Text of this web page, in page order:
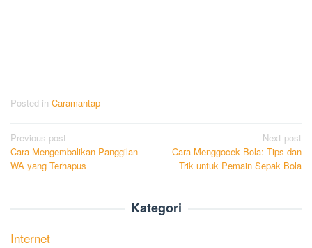
Posted in Caramantap
Post
navigation
Previous post
Cara Mengembalikan Panggilan
WA yang Terhapus
Next post
Cara Menggocek Bola: Tips dan
Trik untuk Pemain Sepak Bola
Kategori
Internet